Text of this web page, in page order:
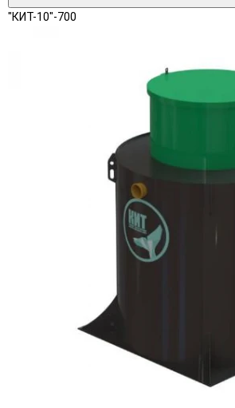
"КИТ-10"-700